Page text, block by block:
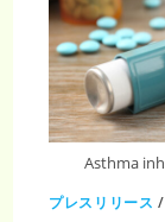
Asthma
プレスリリース